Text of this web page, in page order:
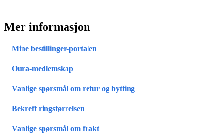
Mer informasjon
Mine bestillinger-portalen
Oura-medlemskap
Vanlige spørsmål om retur og bytting
Bekreft ringstørrelsen
Vanlige spørsmål om frakt